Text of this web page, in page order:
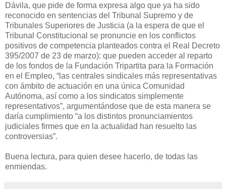
Dávila, que pide de forma expresa algo que ya ha sido
reconocido en sentencias del Tribunal Supremo y de
Tribunales Superiores de Justicia (a la espera de que el
Tribunal Constitucional se pronuncie en los conflictos
positivos de competencia planteados contra el Real Decreto
395/2007 de 23 de marzo): que pueden acceder al reparto
de los fondos de la Fundación Tripartita para la Formación
en el Empleo, “las centrales sindicales más representativas
con ámbito de actuación en una única Comunidad
Autónoma, así como a los sindicatos simplemente
representativos”, argumentándose que de esta manera se
daría cumplimiento “a los distintos pronunciamientos
judiciales firmes que en la actualidad han resuelto las
controversias”.
Buena lectura, para quien desee hacerlo, de todas las
enmiendas.